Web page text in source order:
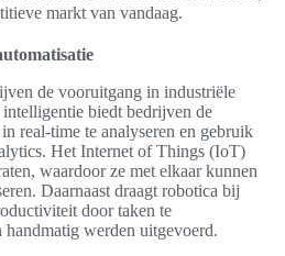
markt van vandaag.
de vooruitgang in industriële
biedt bedrijven de
real-time te analyseren en gebruik
Het Internet of Things (IoT)
waardoor ze met elkaar kunnen
Daarnaast draagt robotica bij
door taken te
handmatig werden uitgevoerd.